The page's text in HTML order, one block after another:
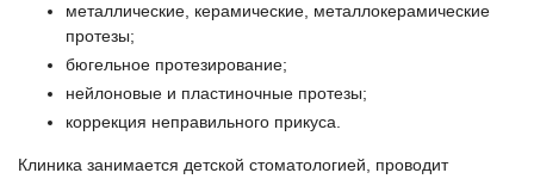
металлические, керамические, металлокерамические
протезы;
бюгельное протезирование;
нейлоновые и пластиночные протезы;
коррекция неправильного прикуса.
Клиника занимается детской стоматологией, проводит